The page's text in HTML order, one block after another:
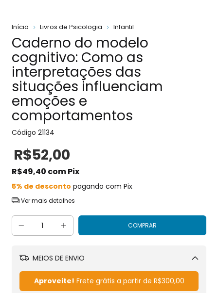
Início Livros de Psicologia Infantil
Caderno do modelo
cognitivo: Como as
interpretações das
situações influenciam
emoções e
comportamentos
Código 21134
R$52,00
R$49,40 comPix
5% de desconto pagando com Pix
Ver mais detalhes
MEIOS DE ENVIO
Aproveite! Frete grátis a partir de R$300,00